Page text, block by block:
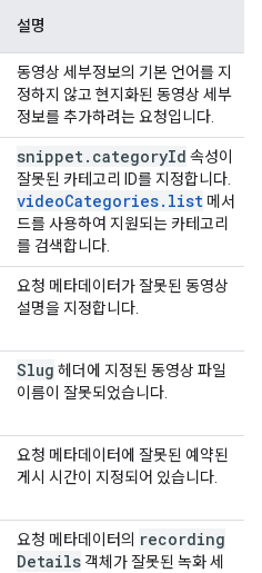
설명
동영상 세부정보의 기본 언어를 지
정하지 않고 현지화된 동영상 세부
정보를 추가하려는 요청입니다.
snippet. categoryId 속성이
잘못된 카테고리 ID를 지정합니다.
videoCategories. list 메서
드를 사용하여 지원되는 카테고리
를 검색합니다.
요청 메타데이터가 잘못된 동영상
설명을 지정합니다.
Slug 헤더에 지정된 동영상 파일
이름이 잘못되었습니다.
요청 메타데이터에 잘못된 예약된
게시 시간이 지정되어 있습니다.
요청 메타데이터의 recording
Details 객체가 잘못된 녹화 세